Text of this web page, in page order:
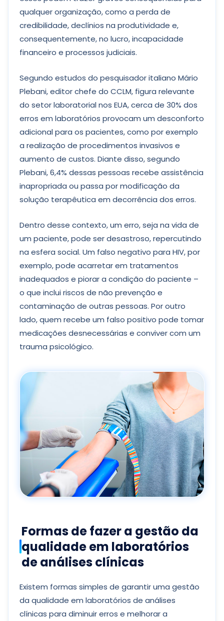
qualquer organização, como a perda de
credibilidade, declínios na produtividade e,
consequentemente, no lucro, incapacidade
financeiro e processos judiciais.
Segundo estudos do pesquisador italiano Mário
Plebani, editor chefe do CCLM, figura relevante
do setor laboratorial nos EUA, cerca de 30% dos
erros em laboratórios provocam um desconforto
adicional para os pacientes, como por exemplo
a realização de procedimentos invasivos e
aumento de custos. Diante disso, segundo
Plebani, 6,4% dessas pessoas recebe assistência
inapropriada ou passa por modificação da
solução terapêutica em decorrência dos erros.
Dentro desse contexto, um erro, seja na vida de
um paciente, pode ser desastroso, repercutindo
na esfera social. Um falso negativo para HIV, por
exemplo, pode acarretar em tratamentos
inadequados e piorar a condição do paciente –
o que inclui riscos de não prevenção e
contaminação de outras pessoas. Por outro
lado, quem recebe um falso positivo pode tomar
medicações desnecessárias e conviver com um
trauma psicológico.
Formas de fazer a gestão da
qualidade em laboratórios
de análises clínicas
Existem formas simples de garantir uma gestão
da qualidade em laboratórios de análises
clínicas para diminuir erros e melhorar a